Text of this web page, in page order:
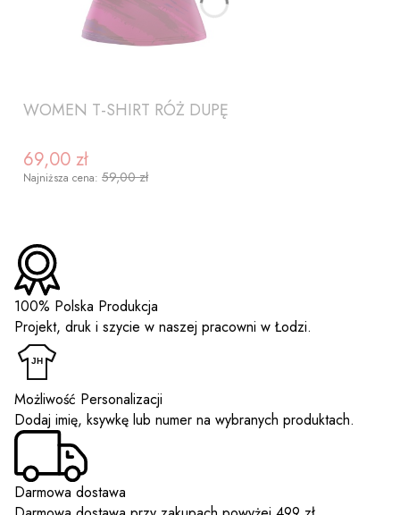
WOMEN T-SHIRT RÓŻ DUPĘ
Cena promocyjna
69,00 zł
Najniższa cena: 59,00 zł
100% Polska Produkcja
Projekt, druk i szycie w naszej pracowni w Łodzi.
Możliwość Personalizacji
Dodaj imię, ksywkę lub numer na wybranych produktach.
Darmowa dostawa